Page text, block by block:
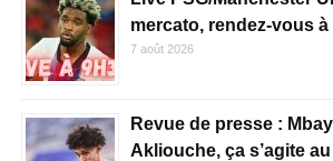
mercato, rendez-vous à
7 août 2026
Revue de presse :
Akliouche, ça s’agite au